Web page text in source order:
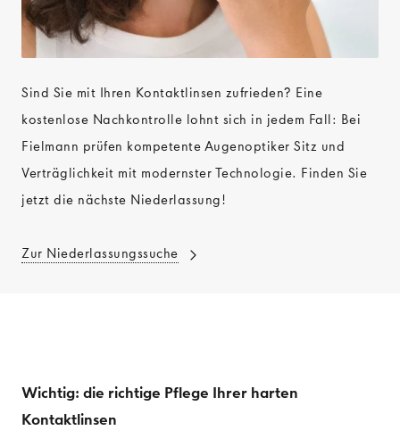
Sind Sie mit Ihren Kontaktlinsen zufrieden? Eine
kostenlose Nachkontrolle lohnt sich in jedem Fall: Bei
Fielmann prüfen kompetente Augenoptiker Sitz und
Verträglichkeit mit modernster Technologie. Finden Sie
jetzt die nächste Niederlassung!
Zur Niederlassungssuche
Wichtig: die richtige Pflege Ihrer harten
Kontaktlinsen